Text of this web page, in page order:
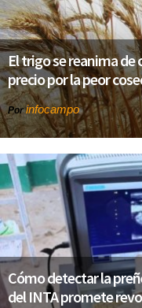
El trigo se reanima de
precio por la peor
Porinfocampo
Cómo detectar la
del INTA promete